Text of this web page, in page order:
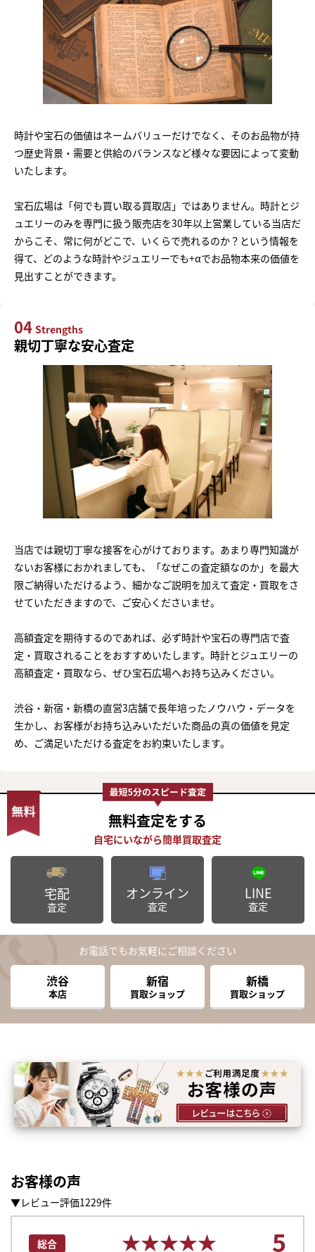
時計や宝石の価値はネームバリューだけでなく、そのお品物が持
つ歴史背景・需要と供給のバランスなど様々な要因によって変動
いたします。
宝石広場は「何でも買い取る買取店」ではありません。時計とジ
ュエリーのみを専門に扱う販売店を30年以上営業している当店だ
からこそ、常に何がどこで、いくらで売れるのか？という情報を
得て、どのような時計やジュエリーでも+αでお品物本来の価値を
見出すことができます。
04 Strengths
親切丁寧な安心査定
当店では親切丁寧な接客を心がけております。あまり専門知識が
ないお客様におかれましても、「なぜこの査定額なのか」を最大
限ご納得いただけるよう、細かなご説明を加えて査定・買取をさ
せていただきますので、ご安心くださいませ。
高額査定を期待するのであれば、必ず時計や宝石の専門店で査
定・買取されることをおすすめいたします。時計とジュエリーの
高額査定・買取なら、ぜひ宝石広場へお持ち込みください。
渋谷・新宿・新橋の直営3店舗で長年培ったノウハウ・データを
生かし、お客様がお持ち込みいただいた商品の真の価値を見定
め、ご満足いただける査定をお約束いたします。
無料査定をする
宅配
査定
オンライン
査定
LINE
査定
お電話でもお気軽にご相談ください
渋谷
本店
新宿
買取ショップ
新橋
買取ショップ
お客様の声
▼レビュー評価1229件
総合 ★★★★★
★★★★★ 5
まずは